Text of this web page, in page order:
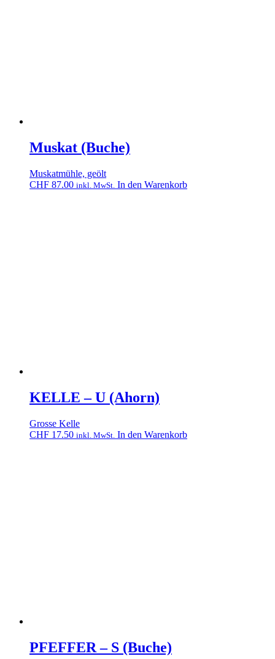
Muskat (Buche)
Muskatmühle, geölt
CHF 87.00 inkl. MwSt. In den Warenkorb
KELLE – U (Ahorn)
Grosse Kelle
CHF 17.50 inkl. MwSt. In den Warenkorb
PFEFFER – S (Buche)